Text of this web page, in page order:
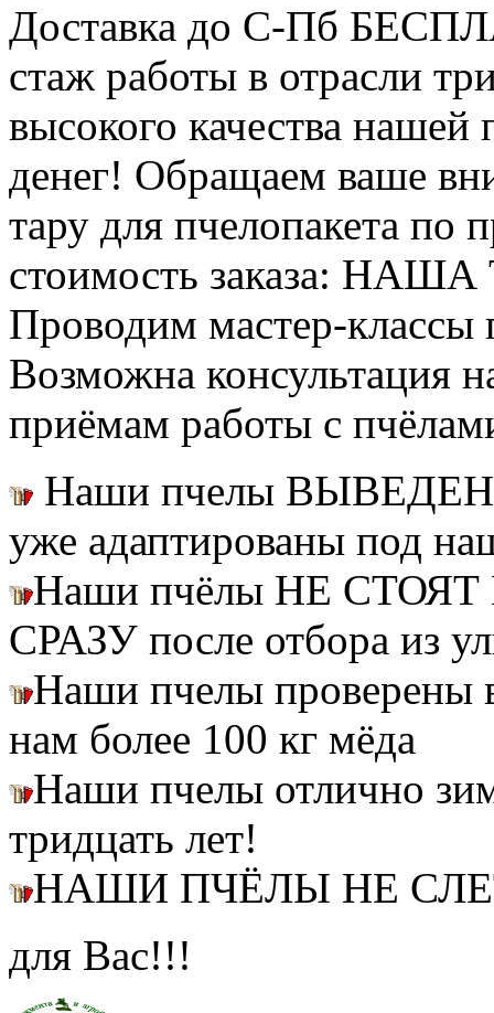
Доставка до С-Пб
стаж работы в отрасли
высокого качества
денег! Обращаем ваше
тару для пчелопакета по
стоимость заказа:
Проводим мастер-классы
Возможна консультация
приёмам работы с
Наши пчелы
уже адаптированы под
Наши пчёлы НЕ СТОЯТ
СРАЗУ после отбора из
Наши пчелы
нам более 100 кг мёда
Наши пчелы отлично
тридцать лет!
НАШИ ПЧЁЛЫ НЕ
для Вас!!!